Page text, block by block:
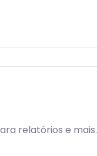
relatórios e mais.